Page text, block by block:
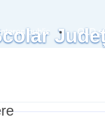
public OLD